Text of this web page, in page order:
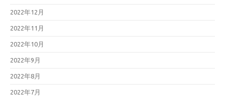
2022年12月
2022年11月
2022年10月
2022年9月
2022年8月
2022年7月